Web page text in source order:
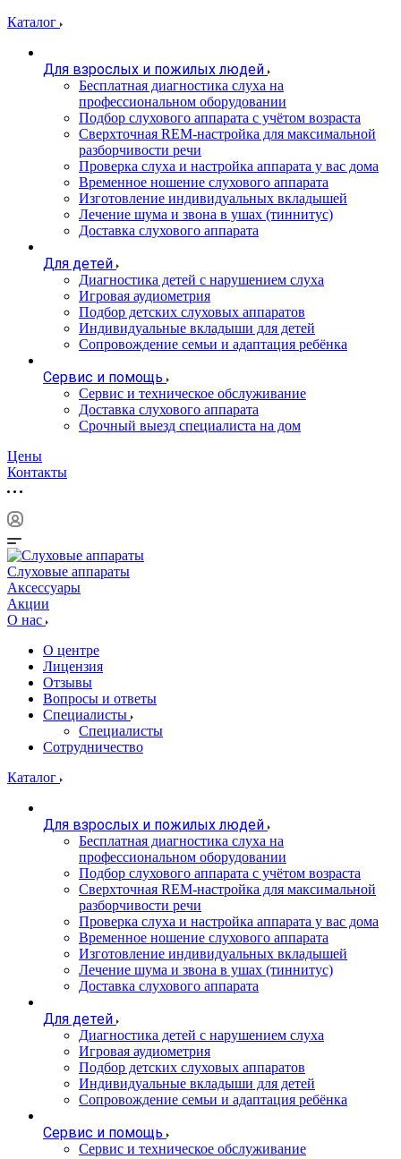
Каталог
Для взрослых и пожилых людей
Бесплатная диагностика слуха на
профессиональном оборудовании
Подбор слухового аппарата с учётом возраста
Сверхточная REM-настройка для максимальной
разборчивости речи
Проверка слуха и настройка аппарата у вас дома
Временное ношение слухового аппарата
Изготовление индивидуальных вкладышей
Лечение шума и звона в ушах (тиннитус)
Доставка слухового аппарата
Для детей
Диагностика детей с нарушением слуха
Игровая аудиометрия
Подбор детских слуховых аппаратов
Индивидуальные вкладыши для детей
Сопровождение семьи и адаптация ребёнка
Сервис и помощь
Сервис и техническое обслуживание
Доставка слухового аппарата
Срочный выезд специалиста на дом
Цены
Контакты
Слуховые аппараты
Аксессуары
Акции
О нас
О центре
Лицензия
Отзывы
Вопросы и ответы
Специалисты
Специалисты
Сотрудничество
Каталог
Для взрослых и пожилых людей
Бесплатная диагностика слуха на
профессиональном оборудовании
Подбор слухового аппарата с учётом возраста
Сверхточная REM-настройка для максимальной
разборчивости речи
Проверка слуха и настройка аппарата у вас дома
Временное ношение слухового аппарата
Изготовление индивидуальных вкладышей
Лечение шума и звона в ушах (тиннитус)
Доставка слухового аппарата
Для детей
Диагностика детей с нарушением слуха
Игровая аудиометрия
Подбор детских слуховых аппаратов
Индивидуальные вкладыши для детей
Сопровождение семьи и адаптация ребёнка
Сервис и помощь
Сервис и техническое обслуживание